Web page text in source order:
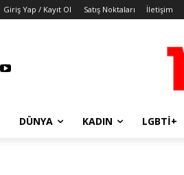
Giriş Yap / Kayıt Ol Satış Noktaları İletişim
DÜNYA KADIN LGBTİ+